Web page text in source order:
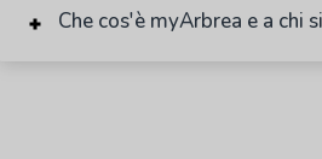
Che cos'è myArbrea e a chi